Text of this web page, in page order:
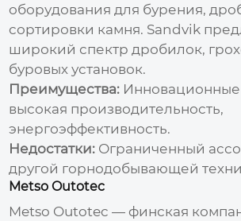
оборудования для бурения,
сортировки камня. Sandvik
широкий спектр дробилок,
буровых установок.
Преимущества: Инновационные
высокая производительность,
энергоэффективность.
Недостатки: Ограниченный
другой горнодобывающей
Metso Outotec
Metso Outotec — финская